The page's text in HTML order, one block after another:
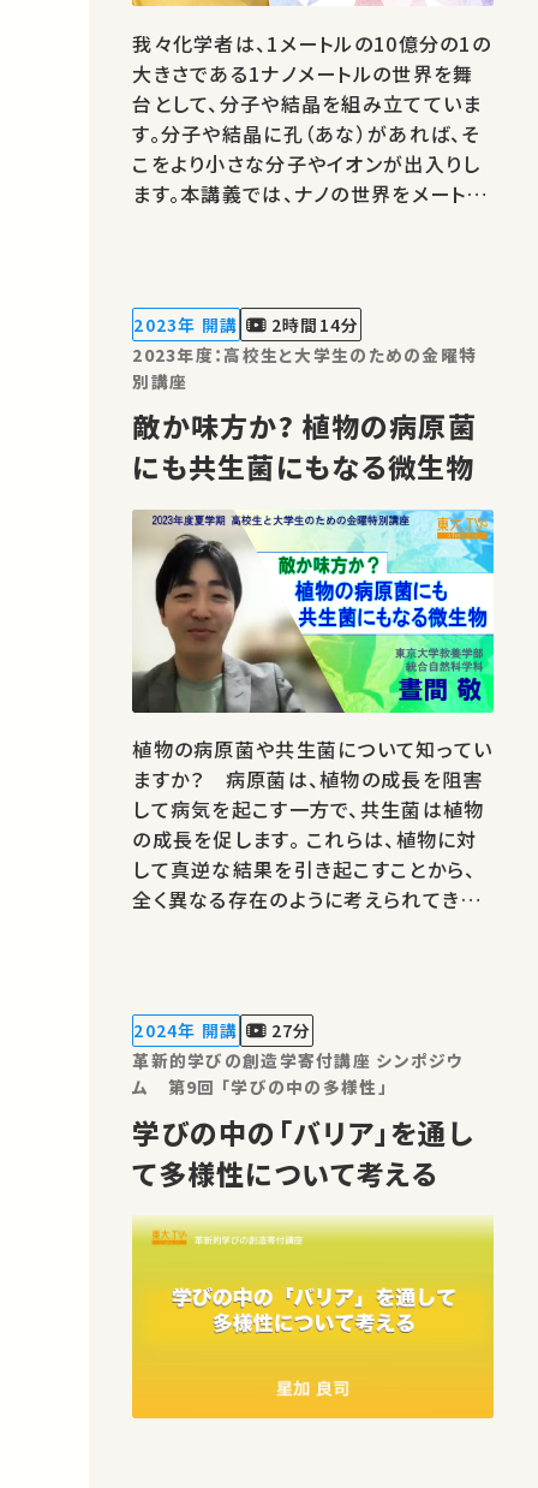
我々化学者は、1メートルの10億分の1の
大きさである1ナノメートルの世界を舞
台として、分子や結晶を組み立てていま
す。分子や結晶に孔（あな）があれば、そ
こをより小さな分子やイオンが出入りし
ます。本講義では、ナノの世界をメートル
学生のための金曜特別講座 ★あなたの
シェアが、ほかの誰かの学…
2023年 開講
2時間14分
2023年度：高校生と大学生のための金曜特
別講座
敵か味方か? 植物の病原菌
にも共生菌にもなる微生物
植物の病原菌や共生菌について知ってい
ますか？ 病原菌は、植物の成長を阻害
して病気を起こす一方で、共生菌は植物
の成長を促します。 これらは、植物に対
して真逆な結果を引き起こすことから、
全く異なる存在のように考えられてきま
とや、そのことを踏まえてどのように病原
性を抑えつつ共生菌を農業に活用し…
2024年 開講
27分
革新的学びの創造学寄付講座 シンポジウ
ム 第9回 「学びの中の多様性」
学びの中の「バリア」を通し
て多様性について考える